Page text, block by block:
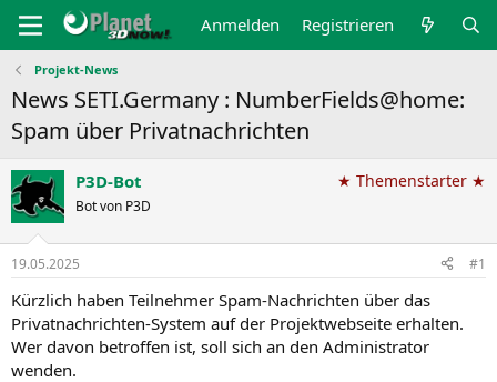
Anmelden Registrieren
Projekt-News
News SETI.Germany : NumberFields@home:
Spam über Privatnachrichten
P3D-Bot
Bot von P3D
★ Themenstarter ★
19.05.2025 #1
Kürzlich haben Teilnehmer Spam-Nachrichten über das
Privatnachrichten-System auf der Projektwebseite erhalten.
Wer davon betroffen ist, soll sich an den Administrator
wenden.